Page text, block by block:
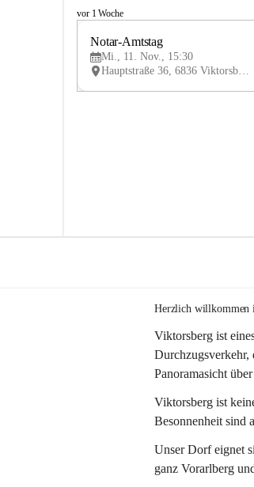
V
vor 1 Woche
V
Notar-Amtstag
Mi., 11. Nov., 15:30
Hauptstraße 36, 6836 Viktorsberg, AUT
Herzlich willkommen
Viktorsberg ist
Durchzugsverkehr,
Panoramasicht
Viktorsberg ist
Besonnenheit sind
Unser Dorf eignet
ganz Vorarlberg